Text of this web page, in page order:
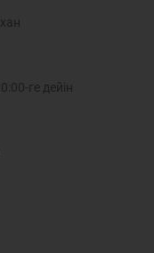
ге дейін